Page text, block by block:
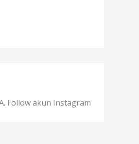
Follow akun Instagram